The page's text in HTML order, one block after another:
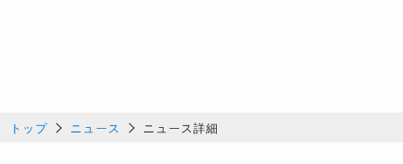
トップ ニュース ニュース詳細